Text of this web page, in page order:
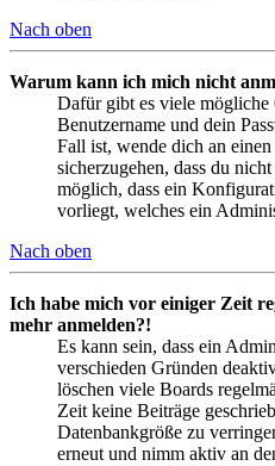
Nach oben
Warum kann ich mich nicht
Dafür gibt es viele mögliche
Benutzername und dein
Fall ist, wende dich an
sicherzugehen, dass du
möglich, dass ein
vorliegt, welches ein
Nach oben
Ich habe mich vor einiger Zeit
mehr anmelden?!
Es kann sein, dass ein
verschieden Gründen
löschen viele Boards
Zeit keine Beiträge
Datenbankgröße zu
erneut und nimm aktiv an